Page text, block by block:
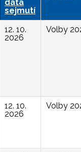
data
sejmutí
12. 10.
2026
Volby
12. 10.
2026
Volby